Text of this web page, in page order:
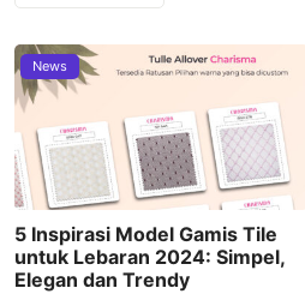
News
5 Inspirasi Model Gamis Tile
untuk Lebaran 2024: Simpel,
Elegan dan Trendy